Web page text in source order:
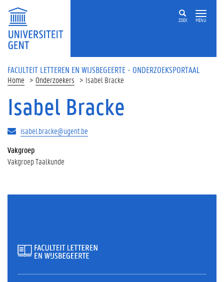
Overslaan en naar de inhoud gaan
ZOEK MENU
FACULTEIT LETTEREN EN WIJSBEGEERTE - ONDERZOEKSPORTAAL
Home Onderzoekers Isabel Bracke
Isabel Bracke
isabel.bracke@ugent.be
Vakgroep
Vakgroep Taalkunde